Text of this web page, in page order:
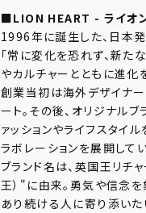
■LION HEART - ライオ
1996年に誕生した、日本発
「常に変化を恐れず、新た
やカルチャーとともに進化
創業当初は海外デザイナー
ート。その後、オリジナル
ァッションやライフスタイ
ラボレーションを展開してい
ブランド名は、英国王リ
王）"に由来。勇気や信念
あり続ける人に寄り添いた